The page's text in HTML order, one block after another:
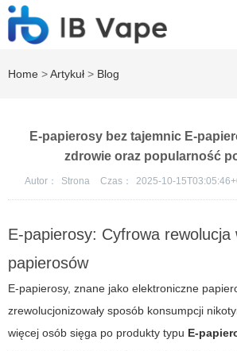
Home >Artykuł > Blog
E-papierosy bez tajemnic E-
zdrowie oraz popularność
Autor： Strona Czas： 2025-10-
E-papierosy: Cyfrowa rewolucja
papierosów
E-papierosy, znane jako elektroniczne
zrewolucjonizowały sposób konsumpcji
więcej osób sięga po produkty typu E-